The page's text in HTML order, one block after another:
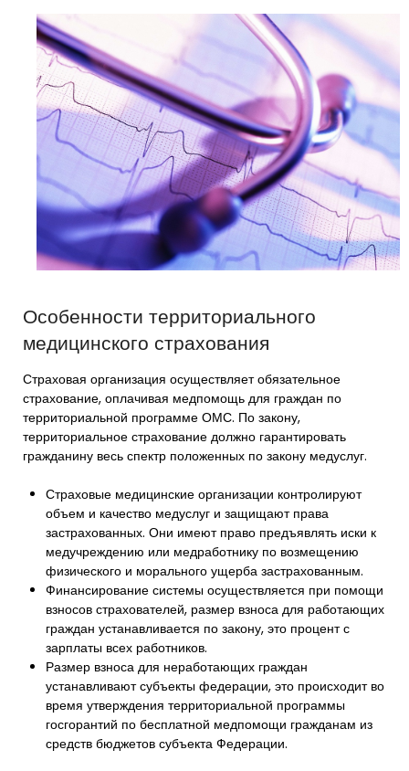
Особенности территориального
медицинского страхования
Страховая организация осуществляет обязательное
страхование, оплачивая медпомощь для граждан по
территориальной программе ОМС. По закону,
территориальное страхование должно гарантировать
гражданину весь спектр положенных по закону медуслуг.
Страховые медицинские организации контролируют
объем и качество медуслуг и защищают права
застрахованных. Они имеют право предъявлять иски к
медучреждению или медработнику по возмещению
физического и морального ущерба застрахованным.
Финансирование системы осуществляется при помощи
взносов страхователей, размер взноса для работающих
граждан устанавливается по закону, это процент с
зарплаты всех работников.
Размер взноса для неработающих граждан
устанавливают субъекты федерации, это происходит во
время утверждения территориальной программы
госгорантий по бесплатной медпомощи гражданам из
средств бюджетов субъекта Федерации.